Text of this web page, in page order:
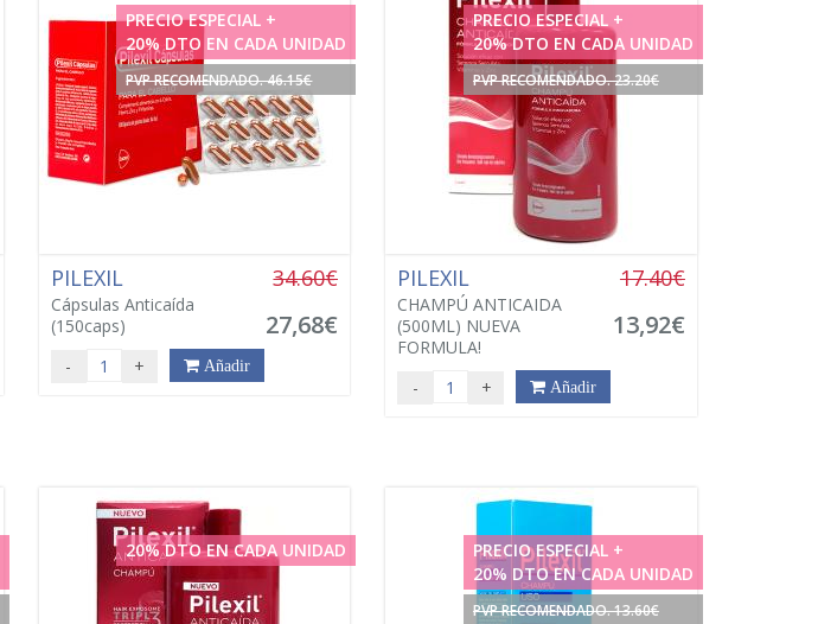
PRECIO ESPECIAL +
20% DTO EN CADA UNIDAD
PVP RECOMENDADO. 46.15€
PILEXIL
Cápsulas Anticaída
(150caps)
34.60€
27,68€
- + Añadir
PRECIO ESPECIAL +
20% DTO EN CADA UNIDAD
PVP RECOMENDADO. 23.20€
PILEXIL
CHAMPÚ ANTICAIDA
(500ML) NUEVA
FORMULA!
17.40€
13,92€
- + Añadir
20% DTO EN CADA UNIDAD
PRECIO ESPECIAL +
20% DTO EN CADA UNIDAD
PVP RECOMENDADO. 13.60€